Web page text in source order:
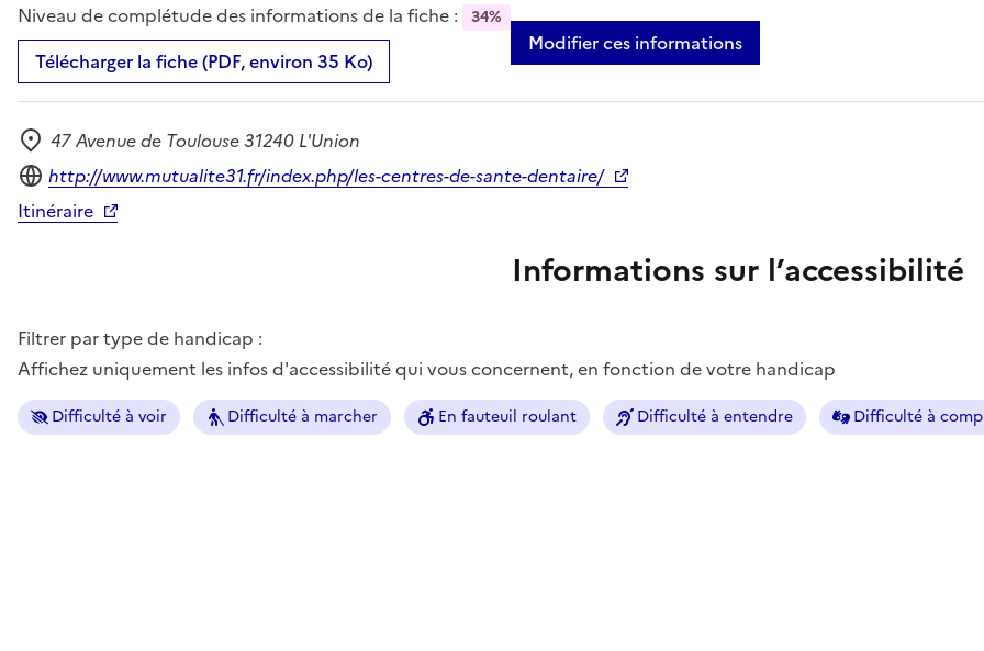
Niveau de complétude des informations de la fiche : 34%
Télécharger la fiche (PDF, environ 35 Ko)
Modifier ces informations
Adresse
47 Avenue de Toulouse 31240 L'Union
Site internet
http://www.mutualite31.fr/index.php/les-centres-de-sante-dentaire/
Itinéraire
Informations sur l’accessibilité
Filtrer par type de handicap :
Affichez uniquement les infos d'accessibilité qui vous concernent, en fonction de votre handicap
Difficulté à voir Difficulté à marcher En fauteuil roulant Difficulté à entendre Difficulté à